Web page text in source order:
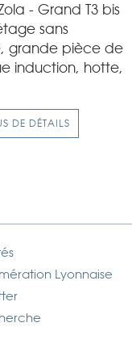
- Grand T3 bis
sans
grande pièce de
induction, hotte,
DE DÉTAILS
Lyonnaise